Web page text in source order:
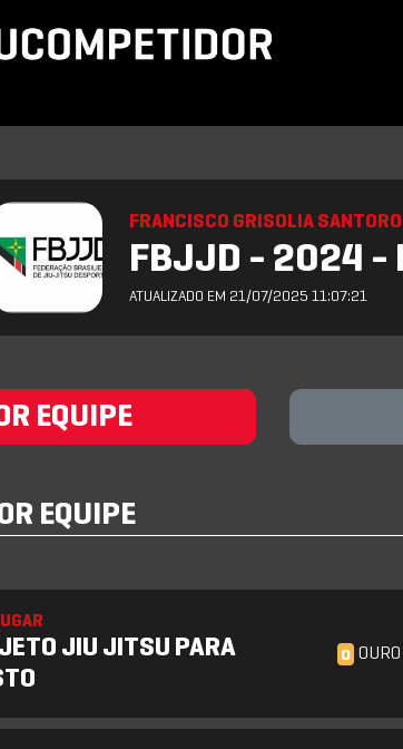
FRANCISCO GRISOLIA SANTORO
FBJJD - 2024 -
ATUALIZADO EM 21/07/2025 11:07:21
EQUIPE
EQUIPE
JIU JITSU PARA
O